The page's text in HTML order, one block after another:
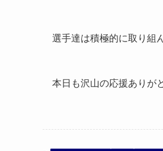
選手達は積極的に取り組
本日も沢山の応援ありが